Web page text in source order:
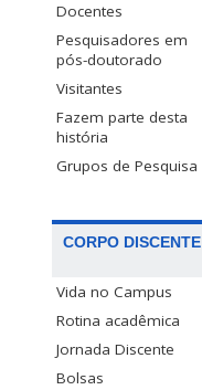
Docentes
Pesquisadores em
pós-doutorado
Visitantes
Fazem parte desta
história
Grupos de Pesquisa
CORPO DISCENTE
Vida no Campus
Rotina acadêmica
Jornada Discente
Bolsas